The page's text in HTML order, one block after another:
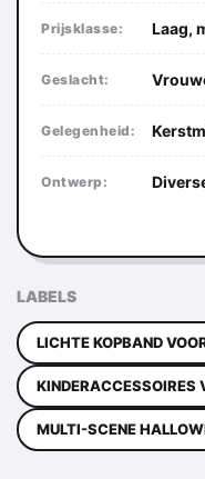
Prijsklasse: Laag,
Geslacht:
Gelegenheid:
Ontwerp:
LABELS
LICHTE KOPBAND
KINDERACCESSOIRES
MULTI-SCENE